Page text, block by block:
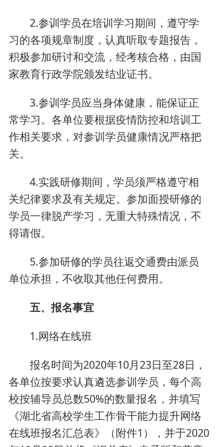
2.参训学员在培训学习期间，遵守学
习的各项规章制度，认真听取专题报告，
积极参加研讨和交流，经考核合格，由国
家教育行政学院颁发结业证书。
3.参训学员应当身体健康，能保证正
常学习。各单位要根据疫情防控和培训工
作相关要求，对参训学员健康情况严格把
关。
4.实践研修期间，学员须严格遵守相
关纪律要求及有关规定。参加面授研修的
学员一律脱产学习，无重大特殊情况，不
得请假。
5.参加研修的学员往返交通费由派员
单位承担，不收取其他任何费用。
五、报名事宜
1.网络在线班
报名时间为2020年10月23日至28日，
各单位按要求认真遴选参训学员，每个高
校按辅导员总数50%的数量报名，并填写
《湖北省高校学生工作骨干能力提升网络
在线班报名汇总表》（附件1），并于2020